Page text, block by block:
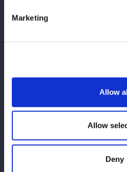
Marketing
Allow
Allow
Deny
Lihat